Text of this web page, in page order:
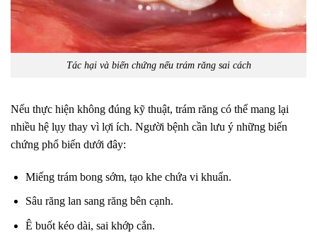
Tác hại và biến chứng nếu trám răng sai cách
Nếu thực hiện không đúng kỹ thuật, trám răng có thể mang lại
nhiều hệ lụy thay vì lợi ích. Người bệnh cần lưu ý những biến
chứng phổ biến dưới đây:
Miếng trám bong sớm, tạo khe chứa vi khuẩn.
Sâu răng lan sang răng bên cạnh.
Ê buốt kéo dài, sai khớp cắn.